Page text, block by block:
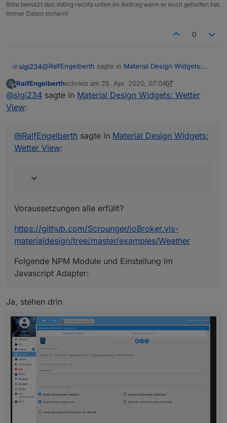
Bitte benutzt das Voting rechts unten im Beitrag wenn er euch geholfen hat.
Immer Daten sichern!
0
sigi234@RalfEngelberth sagte in Material Design Widgets:
Hat keiner eine Lösung?
https://github.com/Scrounger/ioBroker.vis-
materialdesign/tree/master/examples/Weather
R
Offline
RalfEngelberthschrieb am 25. Apr. 2020, 07:04
zuletzt editiert von Negalein
@sigi234 sagte in Material Design Widgets: Wetter
View:
@RalfEngelberth sagte in Material Design Widgets:
Wetter View:
Voraussetzungen alle erfüllt?
https://github.com/Scrounger/ioBroker.vis-
materialdesign/tree/master/examples/Weather
Folgende NPM Module und Einstellung im
Javascript Adapter:
Ja, stehen drin